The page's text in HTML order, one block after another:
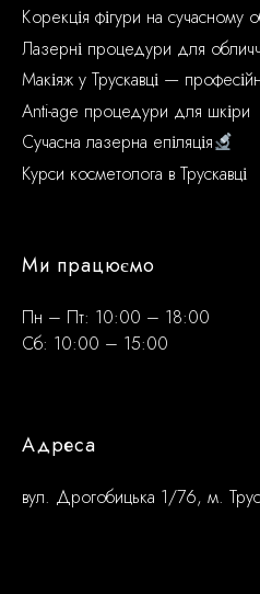
Корекція фігури на сучасному
Лазерні процедури для
Макіяж у Трускавці —
Anti-age процедури для шкіри
Сучасна лазерна епіляція
Курси косметолога в Трускавці
Ми працюємо
Пн – Пт: 10:00 – 18:00
Сб: 10:00 – 15:00
Адреса
вул. Дрогобицька 1/76, м.